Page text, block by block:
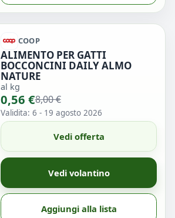
COOP
ALIMENTO PER GATTI
BOCCONCINI DAILY ALMO
NATURE
al kg
0,56 €8,00 €
Validita: 6 - 19 agosto 2026
Vedi offerta
Vedi volantino
Aggiungi alla lista